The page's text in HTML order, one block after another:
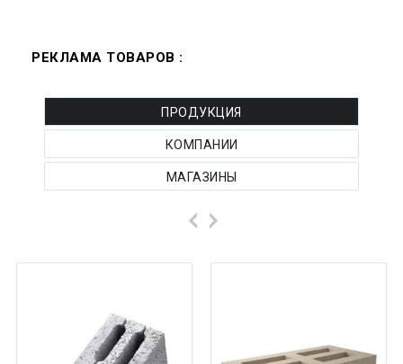
РЕКЛАМА ТОВАРОВ :
ПРОДУКЦИЯ
КОМПАНИИ
МАГАЗИНЫ